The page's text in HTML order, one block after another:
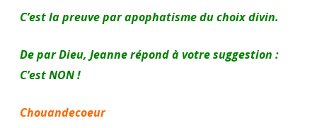
C’est la preuve par apophatisme du choix divin.
De par Dieu, Jeanne répond à votre suggestion :
C’est NON !
Chouandecoeur